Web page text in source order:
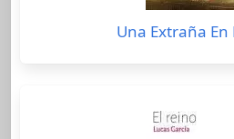
Una Extraña En